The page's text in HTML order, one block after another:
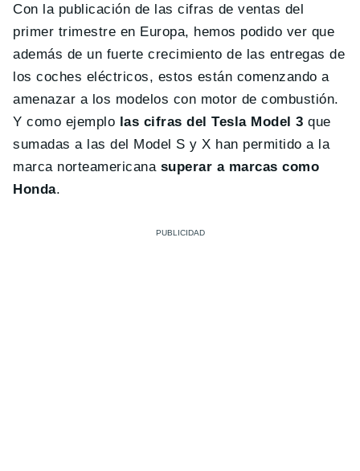
Con la publicación de las cifras de ventas del
primer trimestre en Europa, hemos podido ver que
además de un fuerte crecimiento de las entregas de
los coches eléctricos, estos están comenzando a
amenazar a los modelos con motor de combustión.
Y como ejemplo las cifras del Tesla Model 3 que
sumadas a las del Model S y X han permitido a la
marca norteamericana superar a marcas como
Honda.